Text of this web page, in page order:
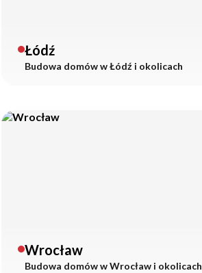
Łódź
Budowa domów wŁódź i okolicach
Wrocław
Budowa domów wWrocław i okolicach